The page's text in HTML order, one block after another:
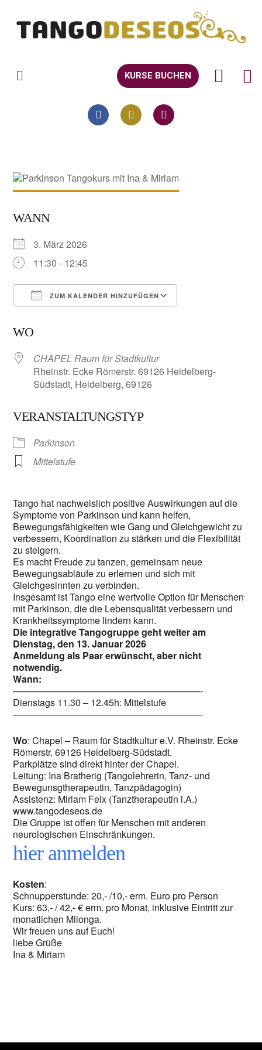
KURSE BUCHEN
WANN
3. März 2026
11:30 - 12:45
ZUM KALENDER HINZUFÜGEN
WO
CHAPEL Raum für Stadtkultur
Rheinstr. Ecke Römerstr. 69126 Heidelberg-
Südstadt, Heidelberg, 69126
VERANSTALTUNGSTYP
Parkinson
Mittelstufe
Tango hat nachweislich positive Auswirkungen auf die
Symptome von Parkinson und kann helfen,
Bewegungsfähigkeiten wie Gang und Gleichgewicht zu
verbessern, Koordination zu stärken und die Flexibilität
zu steigern.
Es macht Freude zu tanzen, gemeinsam neue
Bewegungsabläufe zu erlernen und sich mit
Gleichgesinnten zu verbinden.
Insgesamt ist Tango eine wertvolle Option für Menschen
mit Parkinson, die die Lebensqualität verbessern und
Krankheitssymptome lindern kann.
Die integrative Tangogruppe geht weiter am
Dienstag, den 13. Januar 2026
Anmeldung als Paar erwünscht, aber nicht
notwendig.
Wann:
————————————————————-
Dienstags 11.30 – 12.45h: Mittelstufe
————————————————————-
Wo: Chapel – Raum für Stadtkultur e.V. Rheinstr. Ecke
Römerstr. 69126 Heidelberg-Südstadt.
Parkplätze sind direkt hinter der Chapel.
Leitung: Ina Bratherig (Tangolehrerin, Tanz- und
Bewegunsgtherapeutin, Tanzpädagogin)
Assistenz: Miriam Feix (Tanztherapeutin i.A.)
www.tangodeseos.de
Die Gruppe ist offen für Menschen mit anderen
neurologischen Einschränkungen.
hier anmelden
Kosten:
Schnupperstunde: 20,- /10,- erm. Euro pro Person
Kurs: 63,- / 42,- € erm. pro Monat, inklusive Eintritt zur
monatlichen Milonga.
Wir freuen uns auf Euch!
liebe Grüße
Ina & Miriam